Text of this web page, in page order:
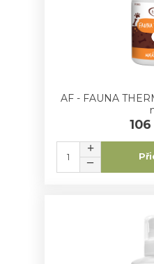
AF - FAUNA